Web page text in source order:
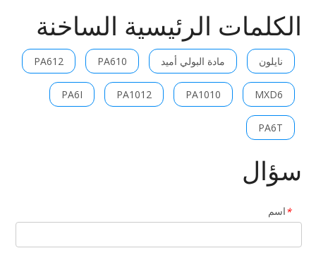
الكلمات الرئيسية الساخنة
نايلون مادة البولي أميد PA610
PA612
MXD6
PA1010
PA1012
PA6I
PA6T
سؤال
*اسم